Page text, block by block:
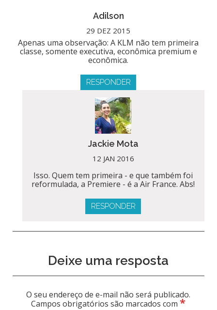
Adilson
29 DEZ 2015
Apenas uma observação: A KLM não tem primeira
classe, somente executiva, econômica premium e
econômica.
RESPONDER
Jackie Mota
12 JAN 2016
Isso. Quem tem primeira - e que também foi
reformulada, a Premiere - é a Air France. Abs!
RESPONDER
Deixe uma resposta
O seu endereço de e-mail não será publicado.
Campos obrigatórios são marcados com*